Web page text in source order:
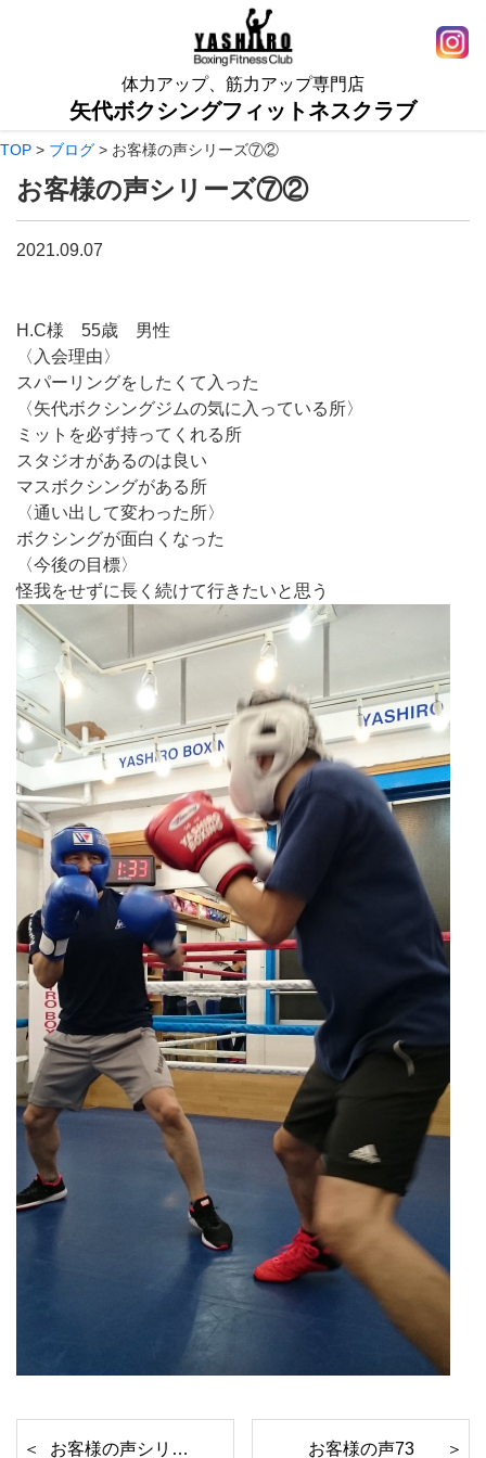
体力アップ、筋力アップ専門店
矢代ボクシングフィットネスクラブ
TOP > ブログ > お客様の声シリーズ⑦②
お客様の声シリーズ⑦②
2021.09.07
H.C様 55歳 男性
〈入会理由〉
スパーリングをしたくて入った
〈矢代ボクシングジムの気に入っている所〉
ミットを必ず持ってくれる所
スタジオがあるのは良い
マスボクシングがある所
〈通い出して変わった所〉
ボクシングが面白くなった
〈今後の目標〉
怪我をせずに長く続けて行きたいと思う
お客様の声シリーズ⑦① お客様の声73